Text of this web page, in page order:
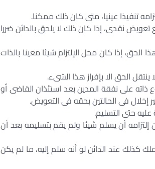
تعويض نقدى، إذا كان ذلك لا يلحق بالدائن ضررا
الحق، إذا كان محل الإلتزام شيئا معينا بالذات
ذاته على نفقة المدين بعد استئذان القاضى أو
إخلال فى الحالتين بحقه فى التعويض.
حتى التسليم.
إلتزامه أن يسلم شيئا ولم يقم بتسليمه بعد أن
كذلك عند الدائن لو أنه سلم إليه، ما لم يكن